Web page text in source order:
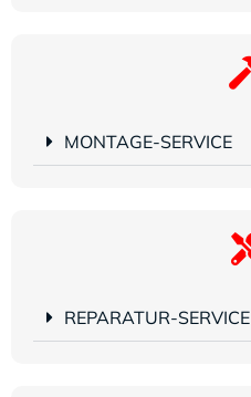
MONTAGE-SERVICE
REPARATUR-SERVICE